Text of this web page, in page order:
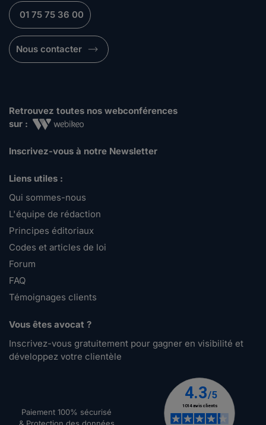
01 75 75 36 00
Nous contacter
Retrouvez toutes nos webconférences
sur :
Inscrivez-vous à notre Newsletter
Liens utiles :
Qui sommes-nous
L'équipe de rédaction
Principes éditoriaux
Codes et articles de loi
Forum
FAQ
Témoignages clients
Vous êtes avocat ?
Inscrivez-vous gratuitement pour gagner en visibilité et
développez votre clientèle
Paiement 100% sécurisé